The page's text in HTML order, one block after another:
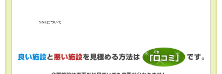
おける個人情報の安全管理が図られるよ
・当個人情報の利用目的の通知、開示、
SSLについて